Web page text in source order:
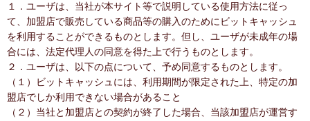
１．ユーザは、当社が本サイト等で説明している使用方法に従っ
て、加盟店で販売している商品等の購入のためにビットキャッシュ
を利用することができるものとします。但し、ユーザが未成年の場
合には、法定代理人の同意を得た上で行うものとします。
２．ユーザは、以下の点について、予め同意するものとします。
（１）ビットキャッシュには、利用期間が限定された上、特定の加
盟店でしか利用できない場合があること
（２）当社と加盟店との契約が終了した場合、当該加盟店が運営す